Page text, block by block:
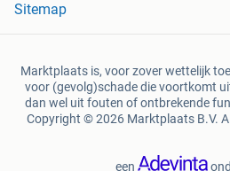
Sitemap
Marktplaats is, voor zover wettelijk
voor (gevolg)schade die voortkomt
dan wel uit fouten of ontbrekende
Copyright © 2026 Marktplaats B.V.
een